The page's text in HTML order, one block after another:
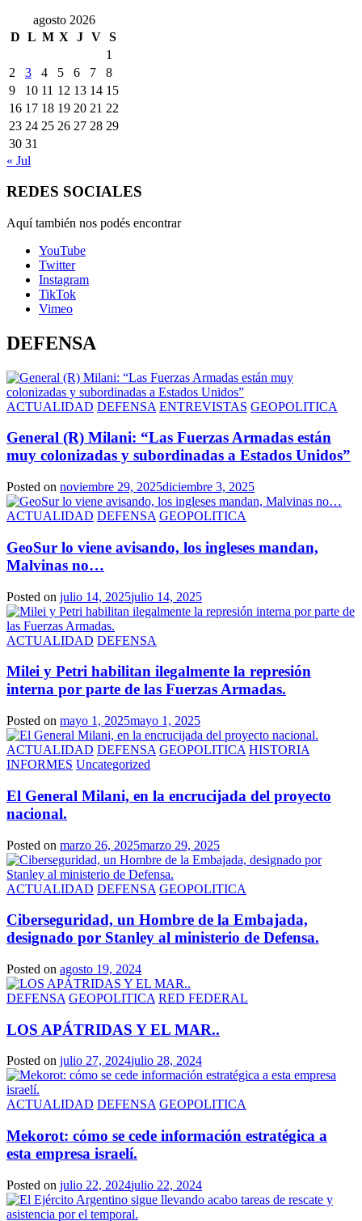
agosto 2026
D L M X J V S
1
2
3 4 5 6 7
8
9
10 11 12 13 14 15
16 17 18 19 20 21 22
23 24 25 26 27 28 29
30 31
« Jul
REDES SOCIALES
Aquí también nos podés encontrar
YouTube
Twitter
Instagram
TikTok
Vimeo
DEFENSA
ACTUALIDAD DEFENSA ENTREVISTAS GEOPOLITICA
General (R) Milani: “Las Fuerzas Armadas están
muy colonizadas y subordinadas a Estados Unidos”
Posted on noviembre 29, 2025diciembre 3, 2025
ACTUALIDAD DEFENSA GEOPOLITICA
GeoSur lo viene avisando, los ingleses mandan,
Malvinas no…
Posted on julio 14, 2025julio 14, 2025
ACTUALIDAD DEFENSA
Milei y Petri habilitan ilegalmente la represión
interna por parte de las Fuerzas Armadas.
Posted on mayo 1, 2025mayo 1, 2025
ACTUALIDAD DEFENSA GEOPOLITICA HISTORIA
INFORMES Uncategorized
El General Milani, en la encrucijada del proyecto
nacional.
Posted on marzo 26, 2025marzo 29, 2025
ACTUALIDAD DEFENSA GEOPOLITICA
Ciberseguridad, un Hombre de la Embajada,
designado por Stanley al ministerio de Defensa.
Posted on agosto 19, 2024
DEFENSA GEOPOLITICA RED FEDERAL
LOS APÁTRIDAS Y EL MAR..
Posted on julio 27, 2024julio 28, 2024
ACTUALIDAD DEFENSA GEOPOLITICA
Mekorot: cómo se cede información estratégica a
esta empresa israelí.
Posted on julio 22, 2024julio 22, 2024